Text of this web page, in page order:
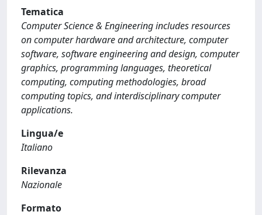
Tematica
Computer Science & Engineering includes resources
on computer hardware and architecture, computer
software, software engineering and design, computer
graphics, programming languages, theoretical
computing, computing methodologies, broad
computing topics, and interdisciplinary computer
applications.
Lingua/e
Italiano
Rilevanza
Nazionale
Formato